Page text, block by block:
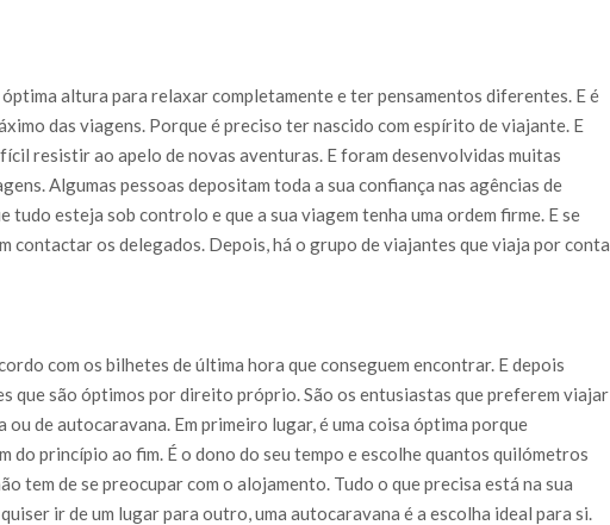
altura para relaxar completamente e ter pensamentos diferentes. E é
das viagens. Porque é preciso ter nascido com espírito de viajante. E
resistir ao apelo de novas aventuras. E foram desenvolvidas muitas
Algumas pessoas depositam toda a sua confiança nas agências de
tudo esteja sob controlo e que a sua viagem tenha uma ordem firme. E se
contactar os delegados. Depois, há o grupo de viajantes que viaja por conta
com os bilhetes de última hora que conseguem encontrar. E depois
que são óptimos por direito próprio. São os entusiastas que preferem viajar
ou de autocaravana. Em primeiro lugar, é uma coisa óptima porque
do princípio ao fim. É o dono do seu tempo e escolhe quantos quilómetros
tem de se preocupar com o alojamento. Tudo o que precisa está na sua
ir de um lugar para outro, uma autocaravana é a escolha ideal para si.